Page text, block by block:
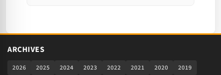
ARCHIVES
2026 2025 2024 2023 2022 2021 2020
2019